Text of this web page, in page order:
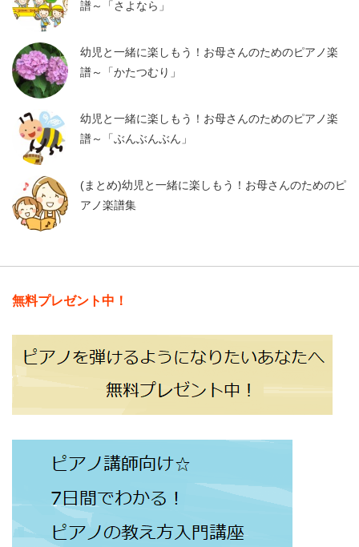
譜～「さよなら」
幼児と一緒に楽しもう！お母さんのためのピアノ楽
譜～「かたつむり」
幼児と一緒に楽しもう！お母さんのためのピアノ楽
譜～「ぶんぶんぶん」
(まとめ)幼児と一緒に楽しもう！お母さんのためのピ
アノ楽譜集
無料プレゼント中！